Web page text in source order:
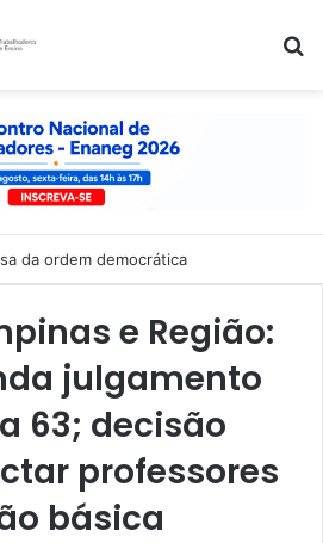
da ordem democrática
e Região:
julgamento
63; decisão
professores
básica